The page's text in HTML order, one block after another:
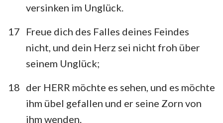
versinken im Unglück.
17
Freue dich des Falles deines Feindes
nicht, und dein Herz sei nicht froh über
seinem Unglück;
18 der HERR möchte es sehen, und es möchte
ihm übel gefallen und er seine Zorn von
ihm wenden.